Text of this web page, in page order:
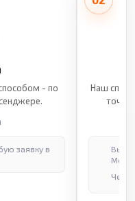
- по
заявку в
Наш